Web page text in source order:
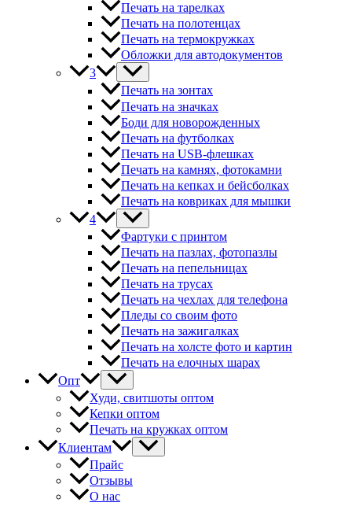
Печать на тарелках
Печать на полотенцах
Печать на термокружках
Обложки для автодокументов
3
Печать на зонтах
Печать на значках
Боди для новорожденных
Печать на футболках
Печать на USB-флешках
Печать на камнях, фотокамни
Печать на кепках и бейсболках
Печать на ковриках для мышки
4
Фартуки с принтом
Печать на пазлах, фотопазлы
Печать на пепельницах
Печать на трусах
Печать на чехлах для телефона
Пледы со своим фото
Печать на зажигалках
Печать на холсте фото и картин
Печать на елочных шарах
Опт
Худи, свитшоты оптом
Кепки оптом
Печать на кружках оптом
Клиентам
Прайс
Отзывы
О нас